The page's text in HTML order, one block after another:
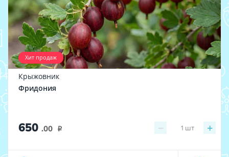
Хит продаж
Крыжовник
Фридония
650 .00 i − +
1 шт